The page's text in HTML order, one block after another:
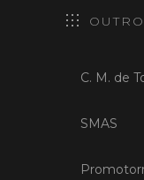
C. M. de
SMAS